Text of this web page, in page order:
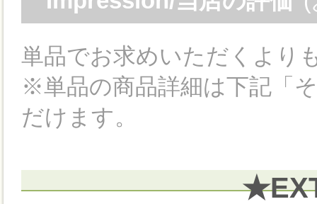
単品でお求めいただくより
※単品の商品詳細は下記「
だけます。